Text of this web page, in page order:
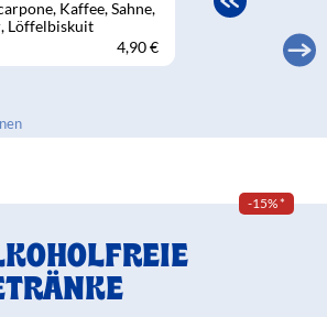
Kaffee Sahne
Löffelbiskuit
4,90 €
-15%*